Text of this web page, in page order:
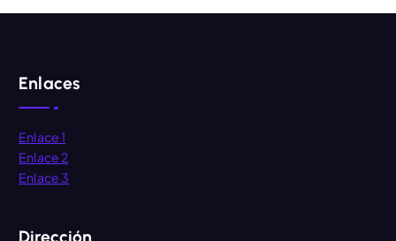
Enlaces
Enlace 1
Enlace 2
Enlace 3